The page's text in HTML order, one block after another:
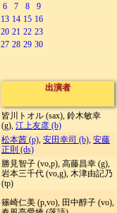
6 7 8
9
13 14 15 16
20 21 22 23
27 28 29 30
出演者
皆川トオル (sax), 鈴木敏幸
(g), 江上友彦 (b)
松本茜 (p), 安田幸司 (b), 安藤
正則 (ds)
勝見智子 (vo,p), 高藤昌幸 (g),
岩本三千代 (vo,g), 木津由記乃
(tp)
篠崎仁美 (p,vo), 田中醇子 (vo),